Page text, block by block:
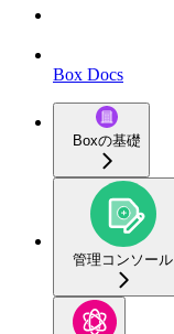
Box Docs
Boxの基礎
管理コンソール